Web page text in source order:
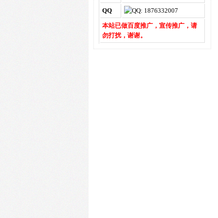
QQ
本站已做百度推广，宣传推广，请
勿打扰，谢谢。